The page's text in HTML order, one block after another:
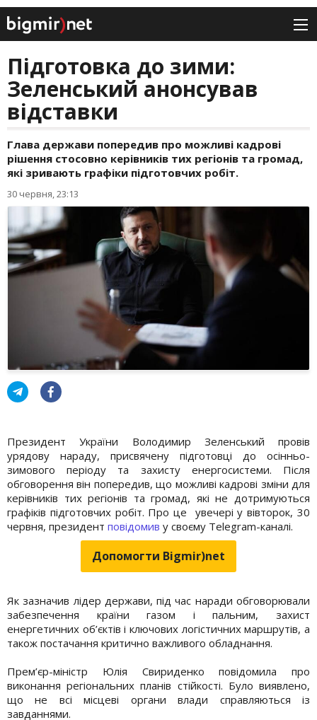
Підготовка до зими:
Зеленський анонсував
відставки
Глава держави попередив про можливі кадрові
рішення стосовно керівників тих регіонів та громад,
які зривають графіки підготовчих робіт.
30 червня, 23:13
Президент України Володимир Зеленський провів
урядову нараду, присвячену підготовці до осінньо-
зимового періоду та захисту енергосистеми. Після
обговорення він попередив, що можливі кадрові зміни для
керівників тих регіонів та громад, які не дотримуються
графіків підготовчих робіт. Про це увечері у вівторок, 30
червня, президент повідомив у своєму Telegram-каналі.
Допомогти Bigmir)net
Як зазначив лідер держави, під час наради обговорювали
забезпечення країни газом і пальним, захист
енергетичних об’єктів і ключових логістичних маршрутів, а
також постачання критично важливого обладнання.
Прем’єр-міністр Юлія Свириденко повідомила про
виконання регіональних планів стійкості. Було виявлено,
що не всі місцеві органи влади справляються із
завданнями.